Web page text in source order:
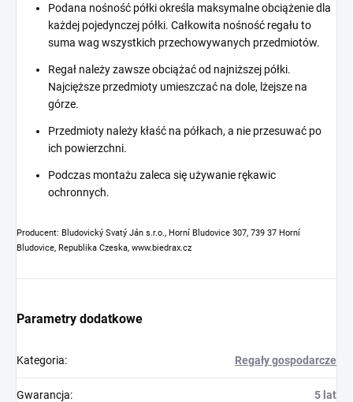
Podana nośność półki określa maksymalne obciążenie dla
każdej pojedynczej półki. Całkowita nośność regału to
suma wag wszystkich przechowywanych przedmiotów.
Regał należy zawsze obciążać od najniższej półki.
Najcięższe przedmioty umieszczać na dole, lżejsze na
górze.
Przedmioty należy kłaść na półkach, a nie przesuwać po
ich powierzchni.
Podczas montażu zaleca się używanie rękawic
ochronnych.
Producent: Bludovický Svatý Ján s.r.o., Horní Bludovice 307, 739 37 Horní
Bludovice, Republika Czeska, www.biedrax.cz
Parametry dodatkowe
Kategoria: Regały gospodarcze
Gwarancja: 5 lat